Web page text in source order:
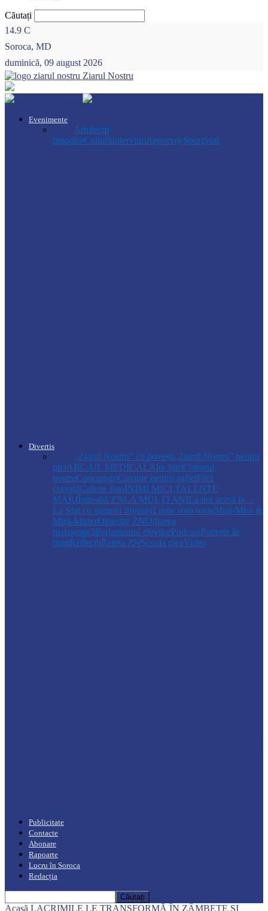
Căutați
14.9 C
Soroca, MD
duminică, 09 august 2026
Ziarul Nostru
Evenimente
Arhitecții
timpuluiCulturăInterviuriReportajeSportȘtiri
Divertis
,,Ziarul Nostru” cu povești„Ziarul Nostru” pentru
piciABC-UL MEDICALAlte ȘtiriCititorul
nostruConcursuriCuvinte pentru sufletFără
cravatăGalerie fotoINIMI MICI,TALENTE
MARIÎntreabă ZNLA MULŢI ANILa noi acasă la…
La Sfat cu oameni frumoșiLume soro lumeMini-Miss &
Mini-MisterObiectiv ZNOdiseea
pedagogicăParlamentul elevilorPodcastPortrete în
timpReflecțiiReteta ZNȘcoala meaVideo
Publicitate
Contacte
Abonare
Rapoarte
Lucru în Soroca
Redacția
Acasă LACRIMILE LE TRANSFORMĂ ÎN ZÂMBETE ŞI